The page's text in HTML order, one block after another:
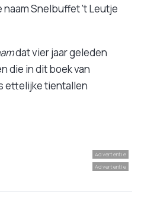
Snelbuffet ‘t Leutje
dat vier jaar geleden
die in dit boek van
ettelijke tientallen
Advertentie
Advertentie